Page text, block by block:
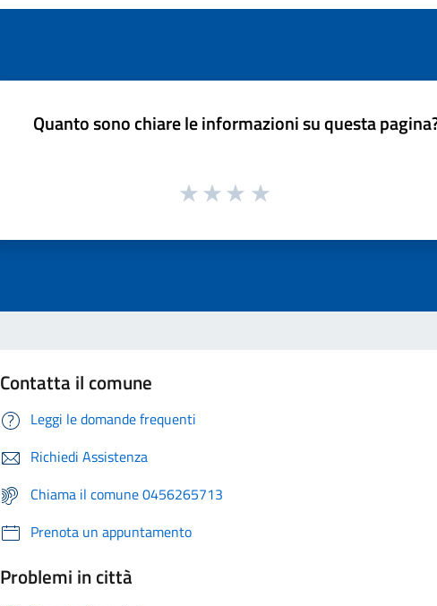
Quanto sono chiare le informazioni su questa
Contatta il comune
Leggi le domande frequenti
Richiedi Assistenza
Chiama il comune 0456265713
Prenota un appuntamento
Problemi in città